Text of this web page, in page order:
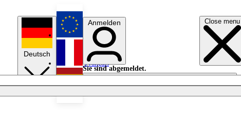
Close menu
Deutsch
English
Français
Anmelden
Sie sind abgemeldet.
Anmelden
Licht aus